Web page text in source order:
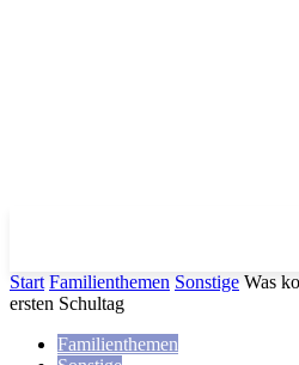
Start Familienthemen Sonstige Was
ersten Schultag
Familienthemen